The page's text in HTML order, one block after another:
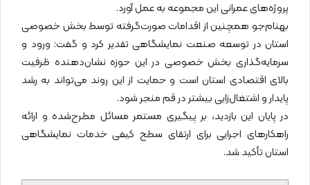
پروژه‌های عمرانی این مجموعه به عمل آورد.
بهنام‌جو همچنین از اقدامات صورت‌گرفته توسط بخش خصوصی
استان در توسعه صنعت نمایشگاهی تقدیر کرد و گفت: ورود و
سرمایه‌گذاری بخش خصوصی در این حوزه نشان‌دهنده ظرفیت
بالای اقتصادی استان است و حمایت از این روند می‌تواند به رشد
پایدار و اشتغال‌زایی بیشتر در قم منجر شود.
در پایان این بازدید، بر پیگیری مستمر مسائل مطرح‌شده و ارائه
راهکارهای اجرایی برای ارتقای سطح کیفی خدمات نمایشگاهی
استان تأکید شد.